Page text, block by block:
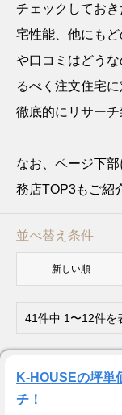
チェックしてお
宅性能、他にも
や口コミはどう
るべく注文住宅
徹底的にリサーチ
なお、ページ下
務店TOP3もご紹
並べ替え条件
新しい順
41件中 1〜12件を
K-HOUSEの坪単
チ！